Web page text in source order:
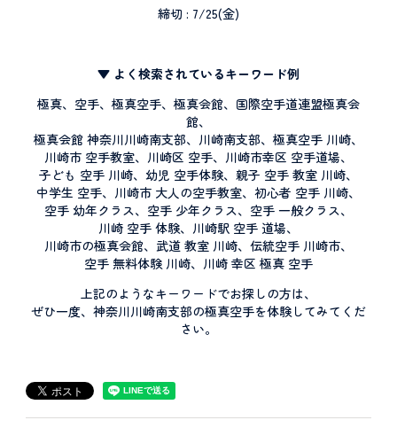
締切 : 7/25(金)
▼ よく検索されているキーワード例
極真、空手、極真空手、極真会館、国際空手道連盟極真会
館、
極真会館 神奈川川崎南支部、川崎南支部、極真空手 川崎、
川崎市 空手教室、川崎区 空手、川崎市幸区 空手道場、
子ども 空手 川崎、幼児 空手体験、親子 空手 教室 川崎、
中学生 空手、川崎市 大人の空手教室、初心者 空手 川崎、
空手 幼年クラス、空手 少年クラス、空手 一般クラス、
川崎 空手 体験、川崎駅 空手 道場、
川崎市の極真会館、武道 教室 川崎、伝統空手 川崎市、
空手 無料体験 川崎、川崎 幸区 極真 空手
上記のようなキーワードでお探しの方は、
ぜひ一度、神奈川川崎南支部の極真空手を体験してみてくだ
さい。